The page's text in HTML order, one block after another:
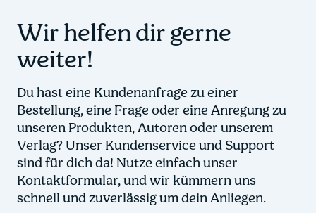
Wir helfen dir gerne
weiter!
Du hast eine Kundenanfrage zu einer
Bestellung, eine Frage oder eine Anregung zu
unseren Produkten, Autoren oder unserem
Verlag? Unser Kundenservice und Support
sind für dich da! Nutze einfach unser
Kontaktformular, und wir kümmern uns
schnell und zuverlässig um dein Anliegen.